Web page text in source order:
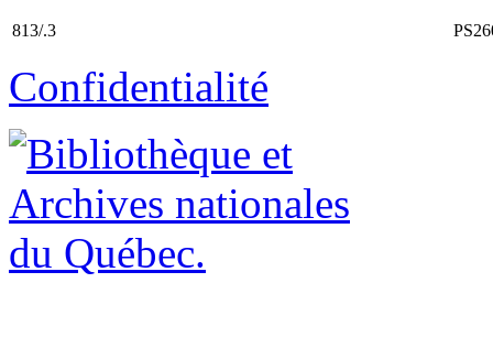
813/.3
Confidentialité